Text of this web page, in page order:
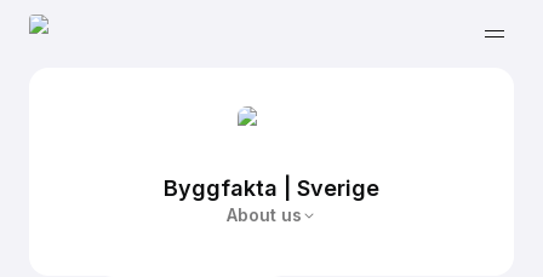
Byggfakta | Sverige
About us